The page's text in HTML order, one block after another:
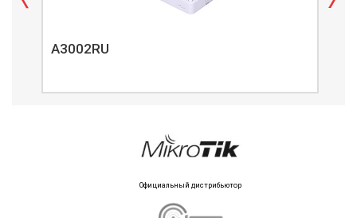
A3002RU
Официальный дистрибьютор